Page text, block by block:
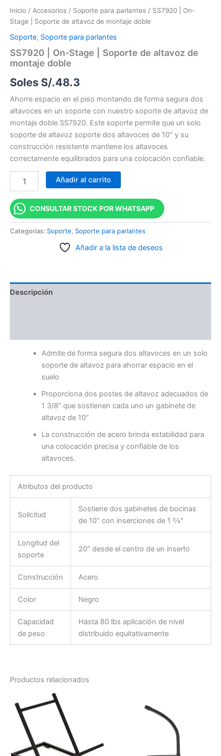
Inicio / Accesorios / Soporte para parlantes / SS7920 | On-
Stage | Soporte de altavoz de montaje doble
Soporte, Soporte para parlantes
SS7920 | On-Stage | Soporte de altavoz de
montaje doble
Soles S/.48.3
Ahorre espacio en el piso montando de forma segura dos
altavoces en un soporte con nuestro soporte de altavoz de
montaje doble SS7920. Este soporte permite que un solo
soporte de altavoz soporte dos altavoces de 10″ y su
construcción resistente mantiene los altavoces
correctamente equilibrados para una colocación confiable.
Añadir al carrito
CONSULTAR STOCK POR WHATSAPP
Categorías: Soporte, Soporte para parlantes
Añadir a la lista de deseos
Descripción
Admite de forma segura dos altavoces en un solo
soporte de altavoz para ahorrar espacio en el
suelo
Proporciona dos postes de altavoz adecuados de
1 3/8″ que sostienen cada uno un gabinete de
altavoz de 10″
La construcción de acero brinda estabilidad para
una colocación precisa y confiable de los
altavoces.
Atributos del producto
Solicitud
Sostiene dos gabinetes de bocinas
de 10″ con inserciones de 1 3⁄8″
Longitud del
soporte
20″ desde el centro de un inserto
Construcción Acero
Color Negro
Capacidad
de peso
Hasta 80 lbs aplicación de nivel
distribuido equitativamente
Productos relacionados